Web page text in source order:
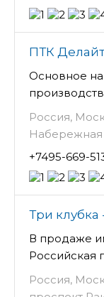
ПТК
Основное
Россия,
Набережная
+7495-669-
Три клубка
В продаже
Российская
Россия,